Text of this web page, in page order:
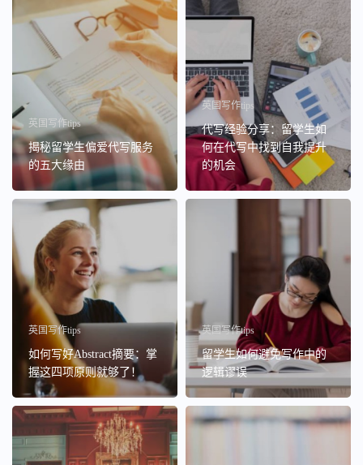
英国写作tips
揭秘留学生偏爱代写服务
的五大缘由
英国写作tips
代写经验分享：留学生如
何在代写中找到自我提升
的机会
英国写作tips
如何写好Abstract摘要：掌
握这四项原则就够了！
英国写作tips
留学生如何避免写作中的
逻辑谬误